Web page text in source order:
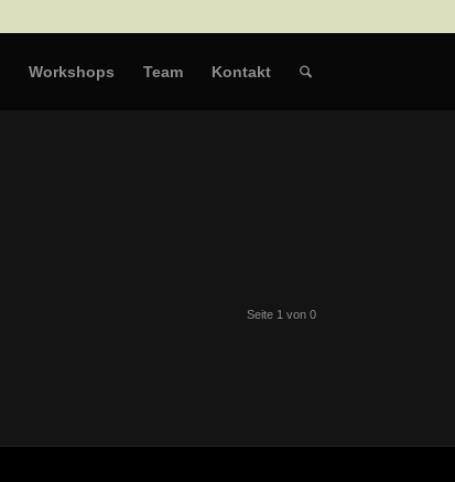
Workshops Team Kontakt
Seite 1 von 0